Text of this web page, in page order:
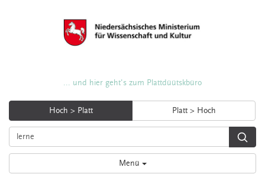
... und hier geht's zum Plattdüütskbüro
Hoch > Platt Platt > Hoch
Menü